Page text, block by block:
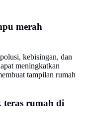
merah
kebisingan, dan
meningkatkan
tampilan rumah
teras rumah di